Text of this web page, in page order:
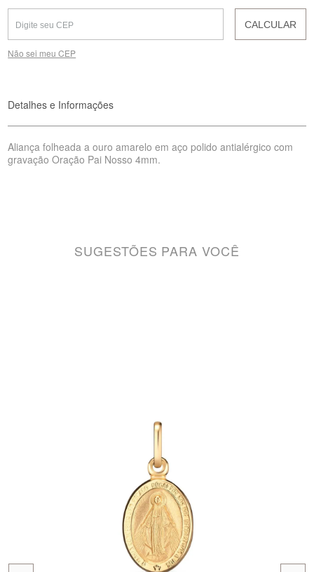
CALCULAR
Não sei meu CEP
Detalhes e Informações
Aliança folheada a ouro amarelo em aço polido antialérgico com
gravação Oração Pai Nosso 4mm.
SUGESTÕES PARA VOCÊ